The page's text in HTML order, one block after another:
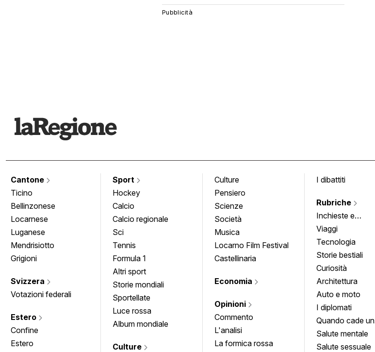
Cantone
Ticino
Bellinzonese
Locarnese
Luganese
Mendrisiotto
Grigioni
Svizzera
Votazioni federali
Estero
Confine
Estero
Sport
Hockey
Calcio
Calcio regionale
Sci
Tennis
Formula 1
Altri sport
Storie mondiali
Sportellate
Luce rossa
Album mondiale
Culture
Culture
Pensiero
Scienze
Società
Musica
Locarno Film Festival
Castellinaria
Economia
Opinioni
Commento
L'analisi
La formica rossa
I dibattiti
Rubriche
Inchieste e
approfondimenti
Viaggi
Tecnologia
Storie bestiali
Curiosità
Architettura
Auto e moto
I diplomati
Quando cade un
quadro
Salute mentale
Salute sessuale